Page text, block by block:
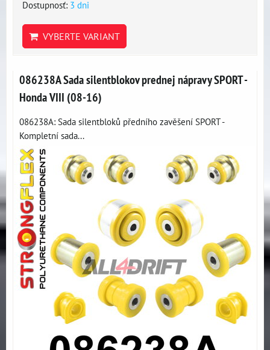
Dostupnosť: 3 dni
VYBERTE VARIANT
086238A Sada silentblokov prednej nápravy SPORT -
Honda VIII (08-16)
086238A: Sada silentbloků předního zavěšení SPORT -
Kompletní sada...